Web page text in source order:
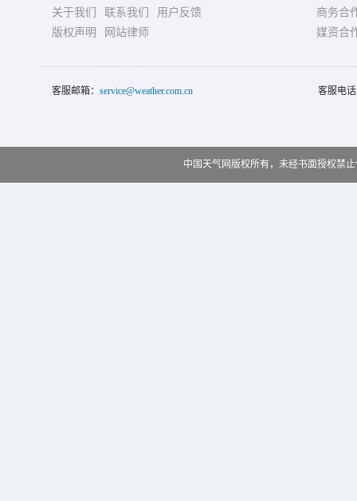
关于我们 联系我们
用户反馈
版权声明
网站律师
商务合
媒资合
客服邮箱： service@weather.com.cn 客服电
中国天气网版权所有，未经书面授权